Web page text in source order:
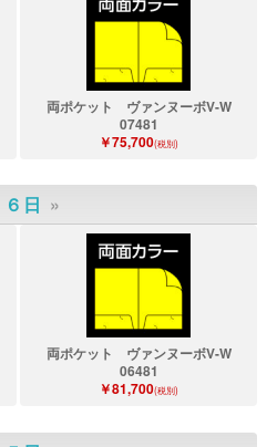
両ポケット ヴァンヌーボV-W
07481
￥75,700(税別)
日 »
両ポケット ヴァンヌーボV-W
06481
￥81,700(税別)